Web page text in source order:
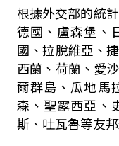
根據外交部的統
德國、盧森堡、
國、拉脫維亞、
西蘭、荷蘭、愛
爾群島、瓜地馬
森、聖露西亞、
斯、吐瓦魯等友